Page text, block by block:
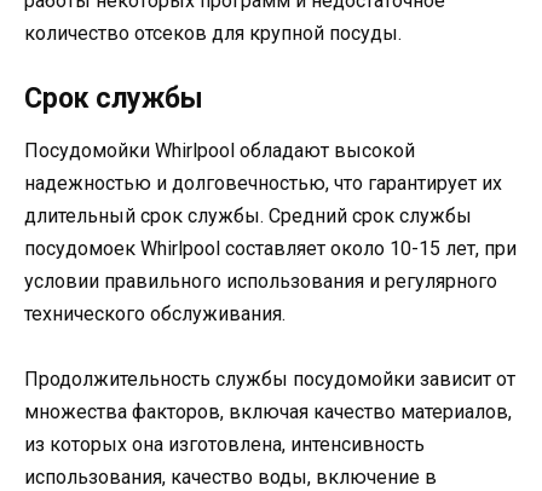
количество отсеков для крупной посуды.
Срок службы
Посудомойки Whirlpool обладают высокой
надежностью и долговечностью, что гарантирует их
длительный срок службы. Средний срок службы
посудомоек Whirlpool составляет около 10-15 лет, при
условии правильного использования и регулярного
технического обслуживания.
Продолжительность службы посудомойки зависит от
множества факторов, включая качество материалов,
из которых она изготовлена, интенсивность
использования, качество воды, включение в